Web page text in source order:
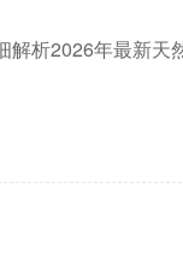
析2026年最新天